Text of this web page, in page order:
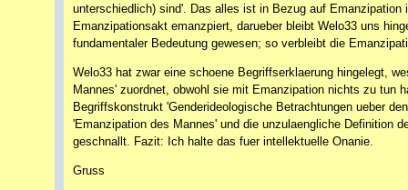
unterschiedlich) sind'. Das alles ist in Bezug auf
Emanzipationsakt emanzpiert, darueber bleibt Welo33 uns
fundamentaler Bedeutung gewesen; so verbleibt die
Welo33 hat zwar eine schoene Begriffserklaerung hingelegt,
Mannes' zuordnet, obwohl sie mit Emanzipation nichts zu tun
Begriffskonstrukt 'Genderideologische Betrachtungen ueber
'Emanzipation des Mannes' und die unzulaengliche Definition
geschnallt. Fazit: Ich halte das fuer intellektuelle Onanie.
Gruss